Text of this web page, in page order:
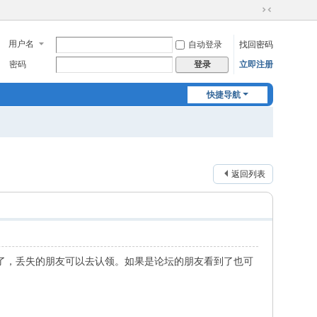
切
到
窄
用户名 自动登录
找回密码
密码
登录 立即注册
快捷导航
返回列表
丢失的朋友可以去认领。如果是论坛的朋友看到了也可